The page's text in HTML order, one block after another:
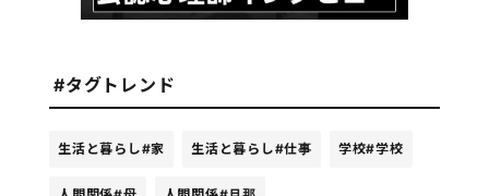
#タグトレンド
生活と暮らし#家 生活と暮らし#仕事 学校#学校